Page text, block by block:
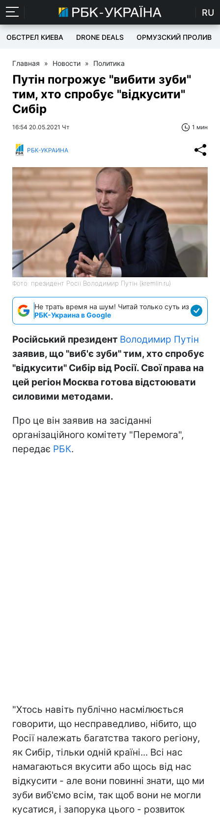
RU
ОБСТРЕЛ КИЕВА DRONE DEALS ОРМУЗСКИЙ ПРОЛИВ
Главная » Новости » Политика
Путін погрожує "вибити зуби"
тим, хто спробує "відкусити"
Сибір
16:54 20.05.2021 Чт 1 мин
РБК-УКРАИНА
Фото: президент Росії Володимир Путін (kremlin.ru)
Не трать время на шум! Читай только суть из
РБК-Украина в Google
Російський президент Володимир Путін
заявив, що "виб'є зуби" тим, хто спробує
"відкусити" Сибір від Росії. Свої права на
цей регіон Москва готова відстоювати
силовими методами.
Про це він заявив на засіданні
організаційного комітету "Перемога",
передає РБК.
"Хтось навіть публічно насмілюється
говорити, що несправедливо, нібито, що
Росії належать багатства такого регіону,
як Сибір, тільки одній країні... Всі нас
намагаються вкусити або щось від нас
відкусити - але вони повинні знати, що ми
зуби виб'ємо всім, так щоб вони не могли
кусатися, і запорука цього - розвиток